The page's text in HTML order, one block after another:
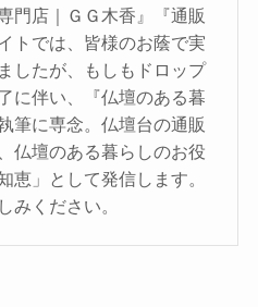
門店｜ＧＧ木香』『通販
トでは、皆様のお蔭で実
したが、もしもドロップ
に伴い、『仏壇のある暮
筆に専念。仏壇台の通販
仏壇のある暮らしのお役
恵」として発信します。
みください。